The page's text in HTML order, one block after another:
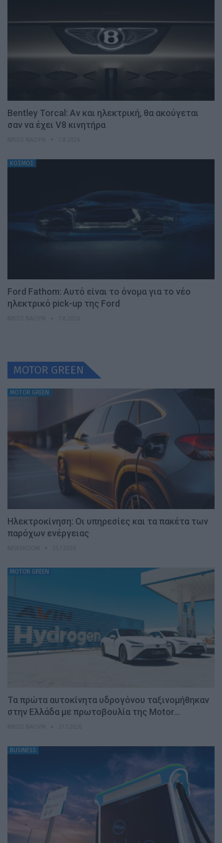
Bentley Torcal: Αν και ηλεκτρική, θα ακούγεται
σαν να έχει V8 κινητήρα
ΚΟΣΜΟΣ
Ford Fathom: Αυτό είναι το όνομα για το νέο
ηλεκτρικό pick-up της Ford
MOTOR GREEN
MOTOR GREEN
Ηλεκτροκίνηση: Οι υπηρεσίες και τα πακέτα των
παρόχων ενέργειας
MOTOR GREEN
Τα πρώτα αυτοκίνητα υδρογόνου ταξινομήθηκαν
στην Ελλάδα με πρωτοβουλία της Motor…
BUSINESS